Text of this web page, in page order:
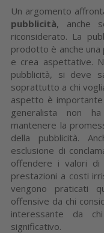
Un argomento
pubblicità, anche
riconsiderato. La
prodotto è anche
e crea aspettative.
pubblicità, si deve
soprattutto a chi
aspetto è
generalista non
mantenere la
della pubblicità.
esclusione di
offendere i valori di
prestazioni a costi
vengono praticati
offensive da chi
interessante da
significativo.